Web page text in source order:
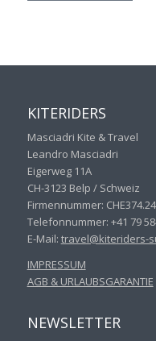
KITERIDERS
Masciadri Kite & Travel
Leandro Masciadri
Eigerweg 11A
CH-3123 Belp / Schweiz
Firmennummer:
Telefonnummer: +41 79
E-Mail: travel@kiteriders-
IMPRESSUM
AGB & URLAUBSGARANTIE
NEWSLETTER